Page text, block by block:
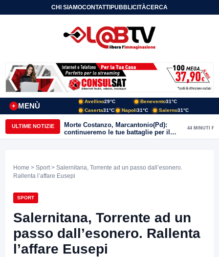
CHI SIAMOCONTATTIPUBBLICITÀCERCA
MENÙ
+
Avellino29°C Benevento31°C
Caserta31°C Napoli31°C Salerno31°C
ULTIME NOTIZIE
Morte Costanzo, Marcantonio(Pd):
continueremo le tue battaglie per il
Sannio
44 MINUTI FA
Home > Sport > Salernitana, Torrente ad un passo dall’esonero.
Rallenta l’affare Eusepi
SPORT
Salernitana, Torrente ad un
passo dall’esonero. Rallenta
l’affare Eusepi